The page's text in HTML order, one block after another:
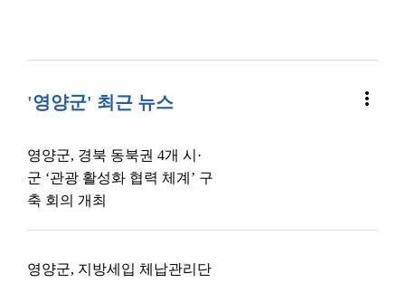
'영양군' 최근 뉴스 more_vert
영양군, 경북 동북권 4개 시·
군 ‘관광 활성화 협력 체계’ 구
축 회의 개최
영양군, 지방세입 체납관리단